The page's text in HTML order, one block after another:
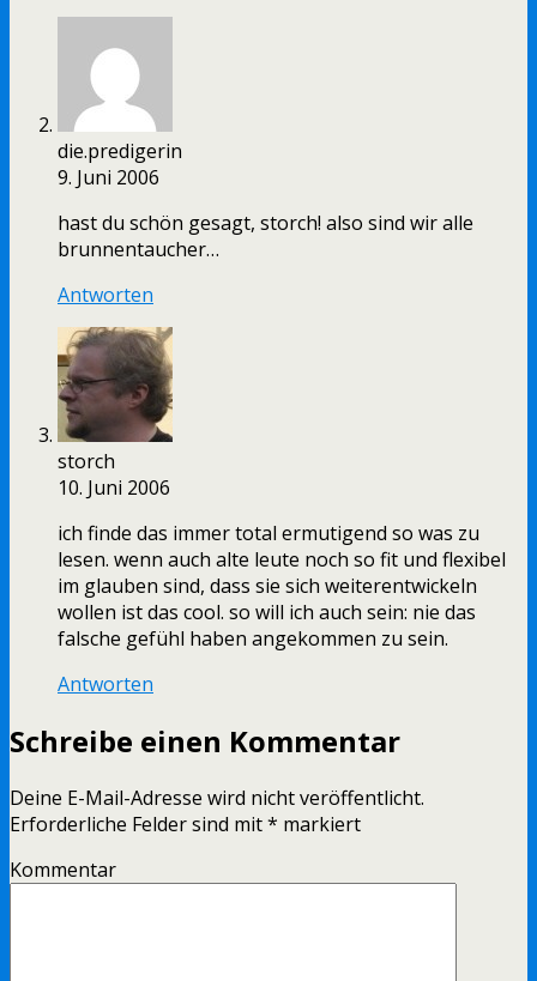
die.predigerin
9. Juni 2006
hast du schön gesagt, storch! also sind wir alle
brunnentaucher…
Antworten
storch
10. Juni 2006
ich finde das immer total ermutigend so was zu
lesen. wenn auch alte leute noch so fit und flexibel
im glauben sind, dass sie sich weiterentwickeln
wollen ist das cool. so will ich auch sein: nie das
falsche gefühl haben angekommen zu sein.
Antworten
Schreibe einen Kommentar
Deine E-Mail-Adresse wird nicht veröffentlicht.
Erforderliche Felder sind mit* markiert
Kommentar